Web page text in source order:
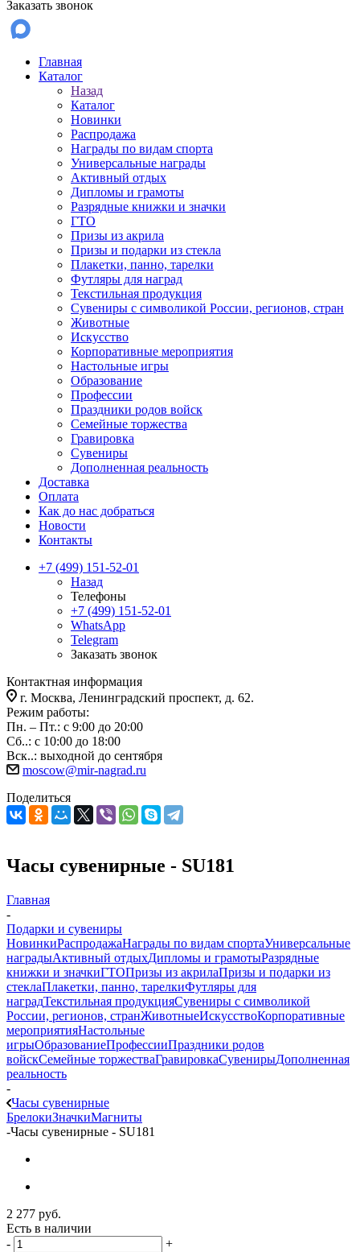
Заказать звонок
Главная
Каталог
Назад
Каталог
Новинки
Распродажа
Награды по видам спорта
Универсальные награды
Активный отдых
Дипломы и грамоты
Разрядные книжки и значки
ГТО
Призы из акрила
Призы и подарки из стекла
Плакетки, панно, тарелки
Футляры для наград
Текстильная продукция
Сувениры с символикой России, регионов, стран
Животные
Искусство
Корпоративные мероприятия
Настольные игры
Образование
Профессии
Праздники родов войск
Семейные торжества
Гравировка
Сувениры
Дополненная реальность
Доставка
Оплата
Как до нас добраться
Новости
Контакты
+7 (499) 151-52-01
Назад
Телефоны
+7 (499) 151-52-01
WhatsApp
Telegram
Заказать звонок
Контактная информация
г. Москва, Ленинградский проспект, д. 62.
Режим работы:
Пн. – Пт.: с 9:00 до 20:00
Сб..: с 10:00 до 18:00
Вск..: выходной до сентября
moscow@mir-nagrad.ru
Поделиться
Часы сувенирные - SU181
Главная
-
Подарки и сувениры
НовинкиРаспродажаНаграды по видам спортаУниверсальные
наградыАктивный отдыхДипломы и грамотыРазрядные
книжки и значкиГТОПризы из акрилаПризы и подарки из
стеклаПлакетки, панно, тарелкиФутляры для
наградТекстильная продукцияСувениры с символикой
России, регионов, странЖивотныеИскусствоКорпоративные
мероприятияНастольные
игрыОбразованиеПрофессииПраздники родов
войскСемейные торжестваГравировкаСувенирыДополненная
реальность
-
Часы сувенирные
БрелокиЗначкиМагниты
-Часы сувенирные - SU181
2 277 руб.
Есть в наличии
-
+